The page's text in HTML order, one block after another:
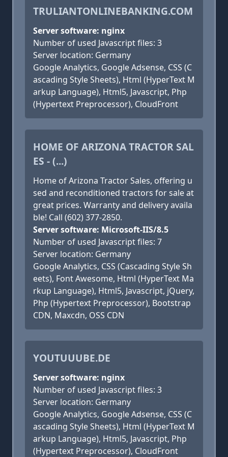
TRULIANTONLINEBANKING.COM
Server software: nginx
Number of used Javascript files: 3
Server location: Germany
Google Analytics, Google Adsense, CSS (C
ascading Style Sheets), Html (HyperText M
arkup Language), Html5, Javascript, Php
(Hypertext Preprocessor), CloudFront
HOME OF ARIZONA TRACTOR SAL
ES - (...)
​Home of Arizona Tractor Sales, offering u
sed and reconditioned tractors for sale at
great prices. Warranty and delivery availa
ble! Call (602) 377-2850.
Server software: Microsoft-IIS/8.5
Number of used Javascript files: 7
Server location: Germany
Google Analytics, CSS (Cascading Style Sh
eets), Font Awesome, Html (HyperText Ma
rkup Language), Html5, Javascript, jQuery,
Php (Hypertext Preprocessor), Bootstrap
CDN, Maxcdn, OSS CDN
YOUTUUUBE.DE
Server software: nginx
Number of used Javascript files: 3
Server location: Germany
Google Analytics, Google Adsense, CSS (C
ascading Style Sheets), Html (HyperText M
arkup Language), Html5, Javascript, Php
(Hypertext Preprocessor), CloudFront